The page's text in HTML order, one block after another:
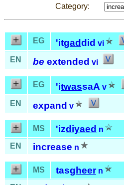
Category:
EG 'itgaddid vi
EN be extended vi
EG 'itwassaA v
EN expand v
MS 'izdiyaed n
EN increase n
MS tasgheer n